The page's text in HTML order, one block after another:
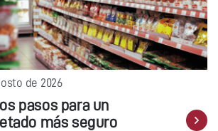
de 2026
pasos para un
más seguro